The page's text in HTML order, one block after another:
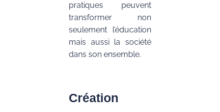
pratiques peuvent
transformer non
seulement l’éducation
mais aussi la société
dans son ensemble.
Création